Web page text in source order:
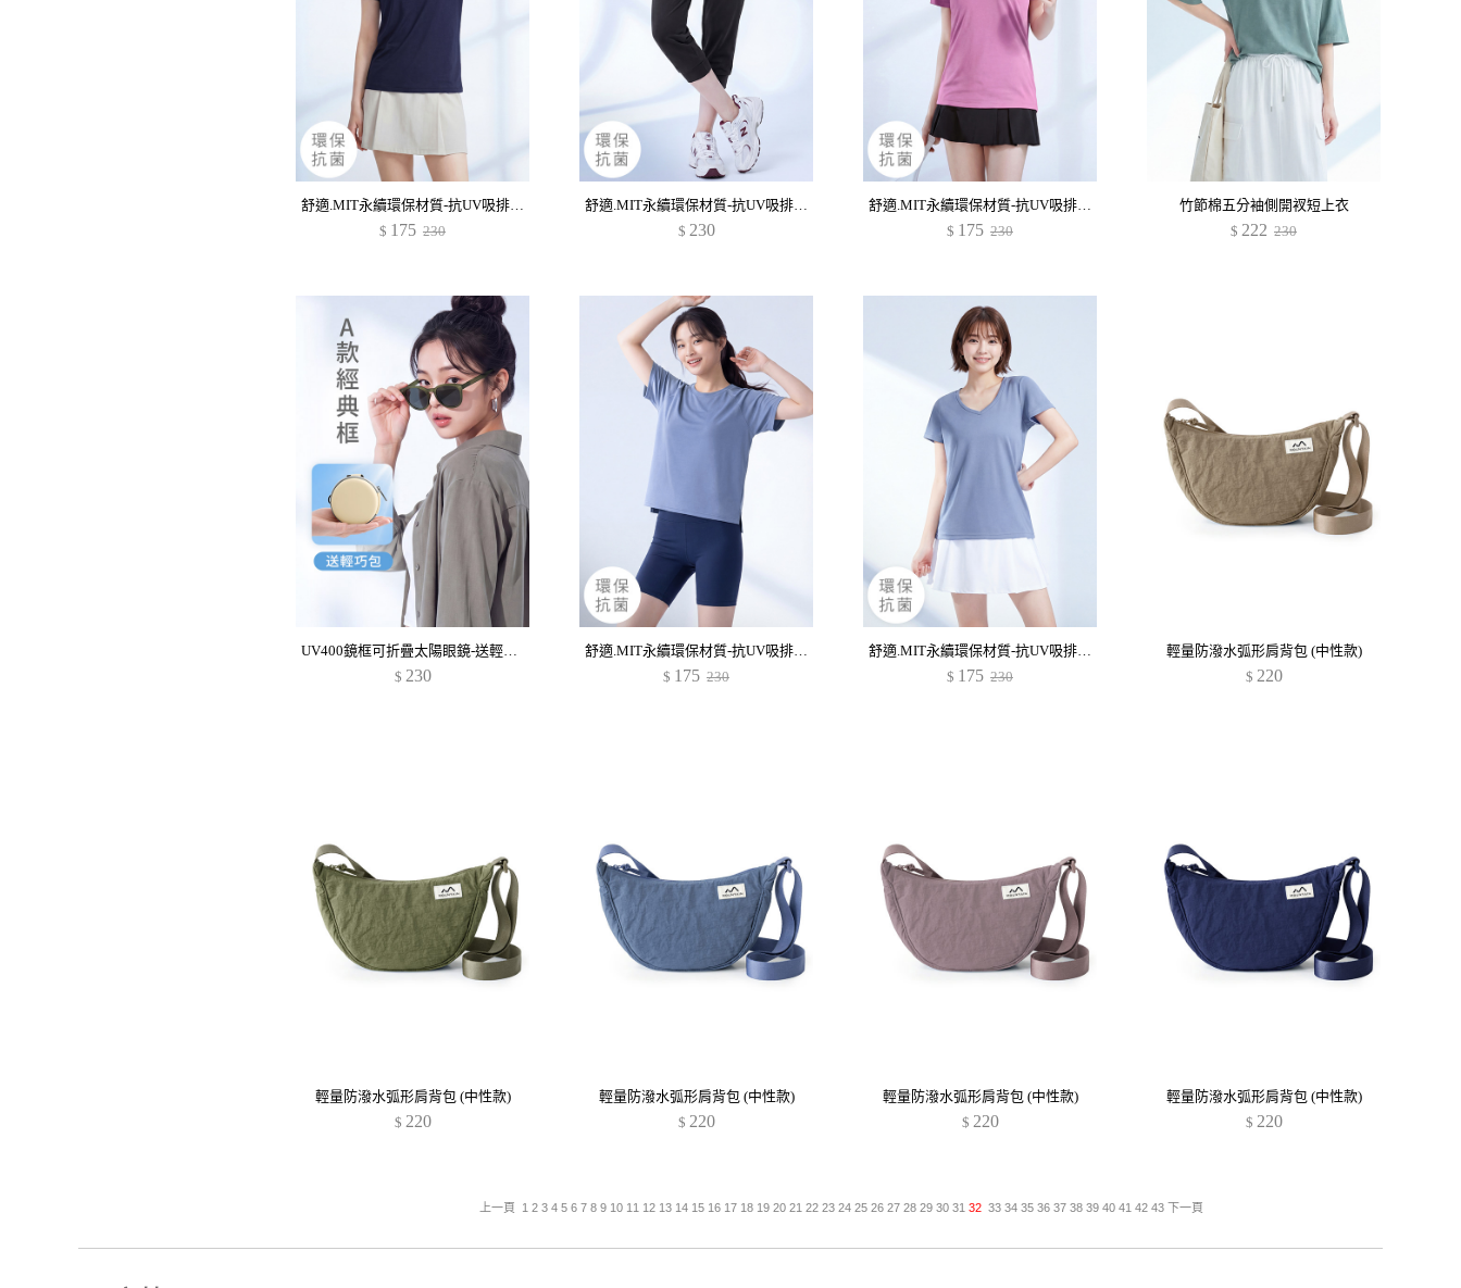
舒適.MIT永續環保材質-抗UV吸排抗菌圓領上衣
$ 175 230
舒適.MIT永續環保材質-抗UV吸排抗菌束口七分褲
$ 230
舒適.MIT永續環保材質-抗UV吸排抗菌圓領上衣
$ 175 230
竹節棉五分袖側開衩短上衣
$ 222 230
UV400鏡框可折疊太陽眼鏡-送輕巧包
$ 230
舒適.MIT永續環保材質-抗UV吸排抗菌短版上衣
$ 175 230
舒適.MIT永續環保材質-抗UV吸排抗菌V領上衣
$ 175 230
輕量防潑水弧形肩背包 (中性款)
$ 220
輕量防潑水弧形肩背包 (中性款)
$ 220
輕量防潑水弧形肩背包 (中性款)
$ 220
輕量防潑水弧形肩背包 (中性款)
$ 220
輕量防潑水弧形肩背包 (中性款)
$ 220
上一頁 1 2 3 4 5 6 7 8 9 10 11 12 13 14 15 16 17 18 19 20 21 22 23 24 25 26 27 28 29 30 31 32 33 34 35 36 37 38 39 40 41 42 43下一頁